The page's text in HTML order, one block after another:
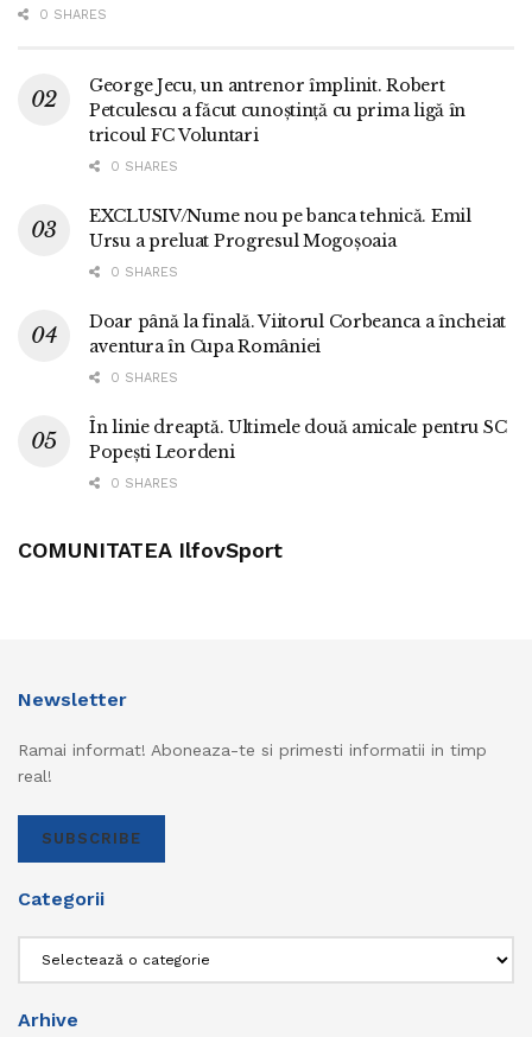
0 SHARES
George Jecu, un antrenor împlinit. Robert
Petculescu a făcut cunoștință cu prima ligă în
tricoul FC Voluntari
0 SHARES
EXCLUSIV/Nume nou pe banca tehnică. Emil
Ursu a preluat Progresul Mogoșoaia
0 SHARES
Doar până la finală. Viitorul Corbeanca a încheiat
aventura în Cupa României
0 SHARES
În linie dreaptă. Ultimele două amicale pentru SC
Popești Leordeni
0 SHARES
COMUNITATEA IlfovSport
Newsletter
Ramai informat! Aboneaza-te si primesti informatii in timp
real!
SUBSCRIBE
Categorii
Arhive